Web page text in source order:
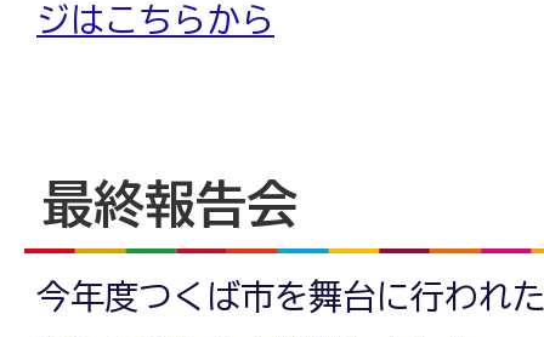
ジはこちらから
最終報告会
今年度つくば市を舞台に行われ